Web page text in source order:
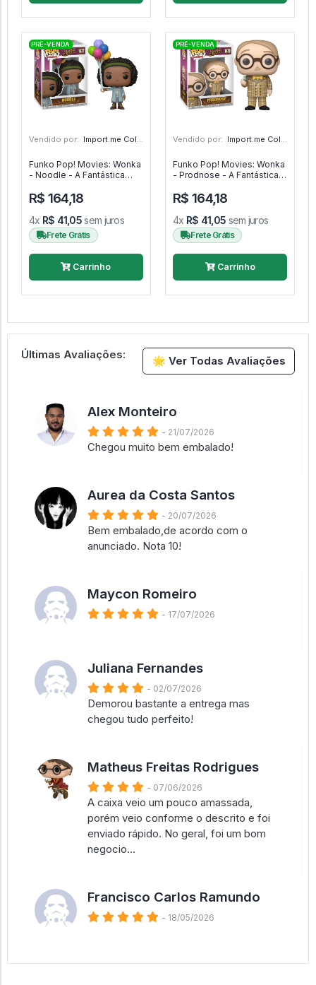
Vendido por: Import.me Colecionáveis - SP
Funko Pop! Movies: Wonka
- Noodle - A Fantástica
#1477
PRÉ-VENDA
R$ 164,18
4x R$ 41,05sem juros
Frete Grátis
Carrinho
Vendido por: Import.me Colecionáveis - SP
Funko Pop! Movies: Wonka
- Prodnose - A Fantástica
#1479
PRÉ-VENDA
R$ 164,18
4x R$ 41,05 sem juros
Frete Grátis
Carrinho
🌟 Ver Todas Avaliações
Últimas Avaliações:
Alex Monteiro
- 21/07/2026
Chegou muito bem embalado!
Aurea da Costa Santos
- 20/07/2026
Bem embalado,de acordo com o
anunciado. Nota 10!
Maycon Romeiro
- 17/07/2026
Juliana Fernandes
- 02/07/2026
Demorou bastante a entrega mas
chegou tudo perfeito!
Matheus Freitas Rodrigues
- 07/06/2026
A caixa veio um pouco amassada,
porém veio conforme o descrito e foi
enviado rápido. No geral, foi um bom
negocio...
Francisco Carlos Ramundo
- 18/05/2026